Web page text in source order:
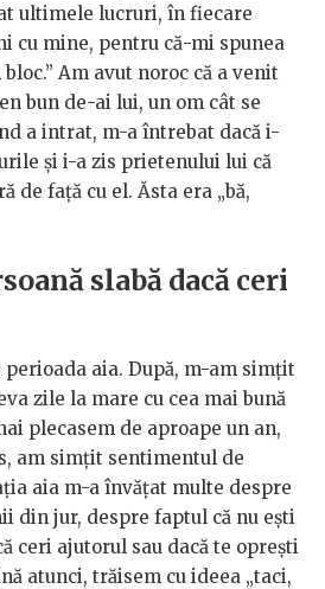
ultimele lucruri, în fiecare
cu mine, pentru că-mi spunea
Am avut noroc că a venit
bun de-ai lui, un om cât se
a intrat, m-a întrebat dacă i-
și i-a zis prietenului lui că
de față cu el. Ăsta era „bă,
slabă dacă ceri
perioada aia. După, m-am simțit
zile la mare cu cea mai bună
plecasem de aproape un an,
am simțit sentimentul de
aia m-a învățat multe despre
din jur, despre faptul că nu ești
ceri ajutorul sau dacă te oprești
atunci, trăisem cu ideea „taci,